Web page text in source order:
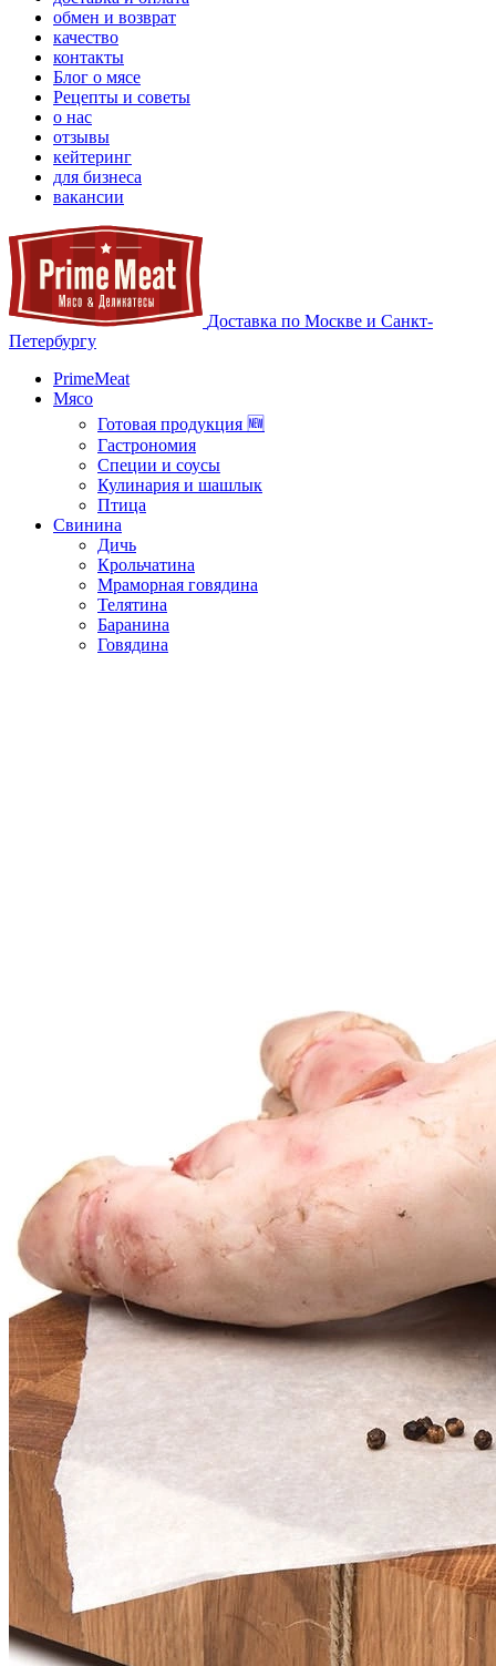
обмен и возврат
качество
контакты
Блог о мясе
Рецепты и советы
о нас
отзывы
кейтеринг
для бизнеса
вакансии
Доставка по Москве и Санкт-
Петербургу
PrimeMeat
Мясо
Готовая продукция 🆕
Гастрономия
Специи и соусы
Кулинария и шашлык
Птица
Свинина
Дичь
Крольчатина
Мраморная говядина
Телятина
Баранина
Говядина